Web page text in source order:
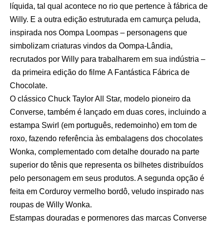
líquida, tal qual acontece no rio que pertence à fábrica de
Willy. E a outra edição estruturada em camurça peluda,
inspirada nos Oompa Loompas – personagens que
simbolizam criaturas vindos da Oompa-Lândia,
recrutados por Willy para trabalharem em sua indústria –
da primeira edição do filme A Fantástica Fábrica de
Chocolate.
O clássico Chuck Taylor All Star, modelo pioneiro da
Converse, também é lançado em duas cores, incluindo a
estampa Swirl (em português, redemoinho) em tom de
roxo, fazendo referência às embalagens dos chocolates
Wonka, complementado com detalhe dourado na parte
superior do tênis que representa os bilhetes distribuídos
pelo personagem em seus produtos. A segunda opção é
feita em Corduroy vermelho bordô, veludo inspirado nas
roupas de Willy Wonka.
Estampas douradas e pormenores das marcas Converse